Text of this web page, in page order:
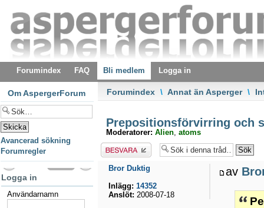
Forumindex FAQ Bli medlem Logga in
Forumindex \ Annat än Asperger \
Prepositionsförvirring och
Moderatorer: Alien, atoms
Besvara
av
Bror Duktig
Inlägg: 14352
Anslöt: 2008-07-18
Om AspergerForum
Avancerad sökning
Forumregler
Logga in
Användarnamn